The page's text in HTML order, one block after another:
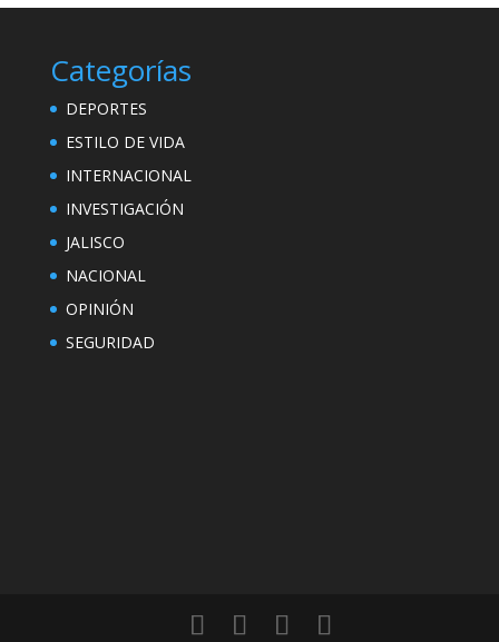
Categorías
DEPORTES
ESTILO DE VIDA
INTERNACIONAL
INVESTIGACIÓN
JALISCO
NACIONAL
OPINIÓN
SEGURIDAD